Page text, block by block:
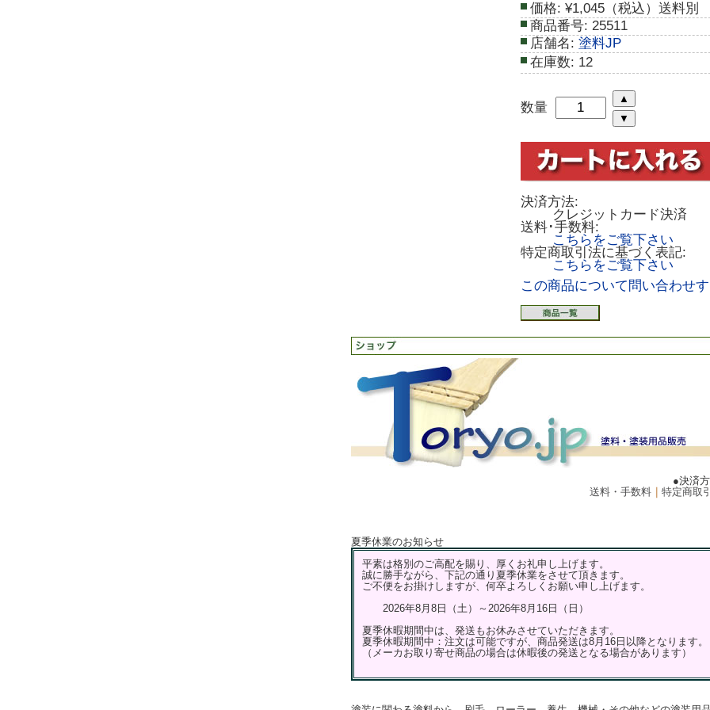
価格: ¥1,045（税込）送料別
商品番号: 25511
店舗名: 塗料JP
在庫数: 12
数量
決済方法:
クレジットカード決済
送料･手数料:
こちらをご覧下さい
特定商取引法に基づく表記:
こちらをご覧下さい
この商品について問い合わせ
●決済
送料・手数料｜ 特定商取
夏季休業のお知らせ
平素は格別のご高配を賜り、厚くお礼申し上げます。
誠に勝手ながら、下記の通り夏季休業をさせて頂きます。
ご不便をお掛けしますが、何卒よろしくお願い申し上げます。
2026年8月8日（土）～2026年8月16日（日）
夏季休暇期間中は、発送もお休みさせていただきます。
夏季休暇期間中：注文は可能ですが、商品発送は8月16日以降となります。
（メーカお取り寄せ商品の場合は休暇後の発送となる場合があります）